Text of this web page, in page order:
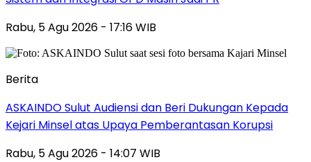
Rabu, 5 Agu 2026 - 17:16 WIB
Berita
ASKAINDO Sulut Audiensi dan Beri Dukungan Kepada
Kejari Minsel atas Upaya Pemberantasan Korupsi
Rabu, 5 Agu 2026 - 14:07 WIB